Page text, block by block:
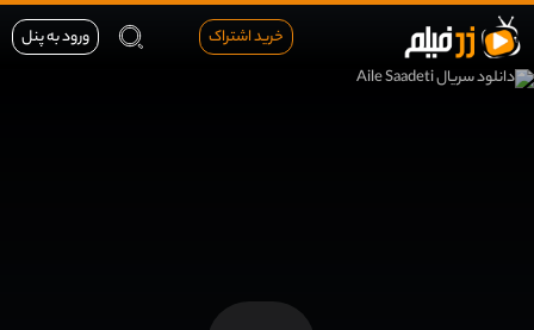
خرید اشتراک ورود به پنل